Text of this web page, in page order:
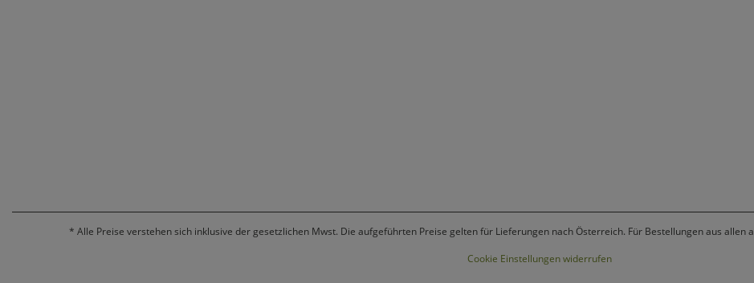
* Alle Preise verstehen sich inklusive der gesetzlichen Mwst. Die aufgeführten Preise gelten für Lieferungen nach Österreich. Für Bestellungen aus allen
Cookie Einstellungen widerrufen